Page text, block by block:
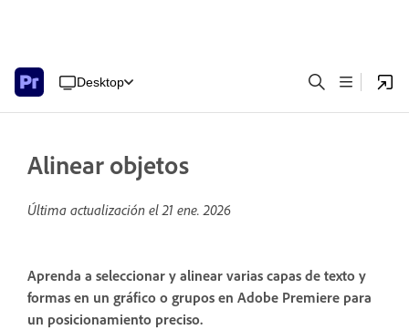
Desktop
Alinear objetos
Última actualización el21 ene. 2026
Aprenda a seleccionar y alinear varias capas de texto y
formas en un gráfico o grupos en Adobe Premiere para
un posicionamiento preciso.